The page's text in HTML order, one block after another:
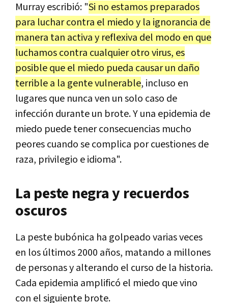
Murray escribió: "Si no estamos preparados
para luchar contra el miedo y la ignorancia de
manera tan activa y reflexiva del modo en que
luchamos contra cualquier otro virus, es
posible que el miedo pueda causar un daño
terrible a la gente vulnerable, incluso en
lugares que nunca ven un solo caso de
infección durante un brote. Y una epidemia de
miedo puede tener consecuencias mucho
peores cuando se complica por cuestiones de
raza, privilegio e idioma".
La peste negra y recuerdos
oscuros
La peste bubónica ha golpeado varias veces
en los últimos 2000 años, matando a millones
de personas y alterando el curso de la historia.
Cada epidemia amplificó el miedo que vino
con el siguiente brote.